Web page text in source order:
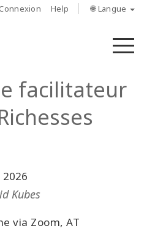
Help 🌐 Langue
facilitateur
2026
Kubes
via Zoom, AT